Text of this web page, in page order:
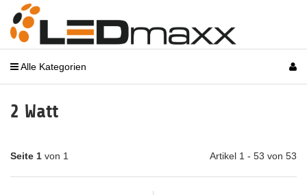
Alle Kategorien
2 Watt
Seite 1 von 1 Artikel 1 - 53 von 53